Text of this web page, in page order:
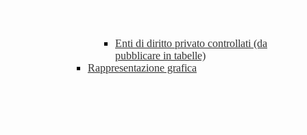
Enti di diritto privato controllati (da
pubblicare in tabelle)
Rappresentazione grafica